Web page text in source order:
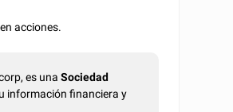
acciones.
es unaSociedad
información financiera y